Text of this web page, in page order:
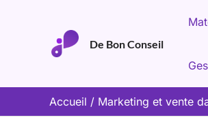
De Bon Conseil
Accueil Marketing et vente